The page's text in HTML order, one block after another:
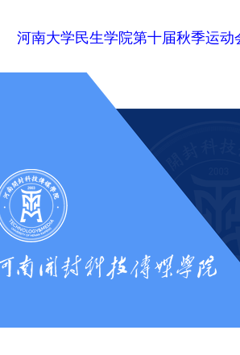
河南大学民生学院第十届秋季运动